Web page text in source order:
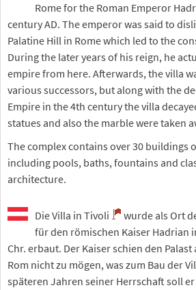
Rome for the Roman Emperor
century AD. The emperor was said to
Palatine Hill in Rome which led to the
During the later years of his reign, he
empire from here. Afterwards, the villa
various successors, but along with the
Empire in the 4th century the villa
statues and also the marble were taken
The complex contains over 30 buildings
including pools, baths, fountains and
architecture.
Die Villa in Tivoli
wurde als Ort
für den römischen Kaiser Hadrian
Chr. erbaut. Der Kaiser schien den
Rom nicht zu mögen, was zum Bau der
späteren Jahren seiner Herrschaft soll